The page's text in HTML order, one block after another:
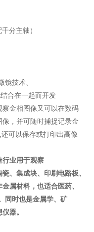
分主轴）
镜技术、
合在一起而开发
金相图像又可以在数码
，并可随时捕捉记录金
可以保存或打印出高像
行业用于观察
、集成块、印刷电路板、
属材料，也适合医药、
同时也是金属学、矿
器。